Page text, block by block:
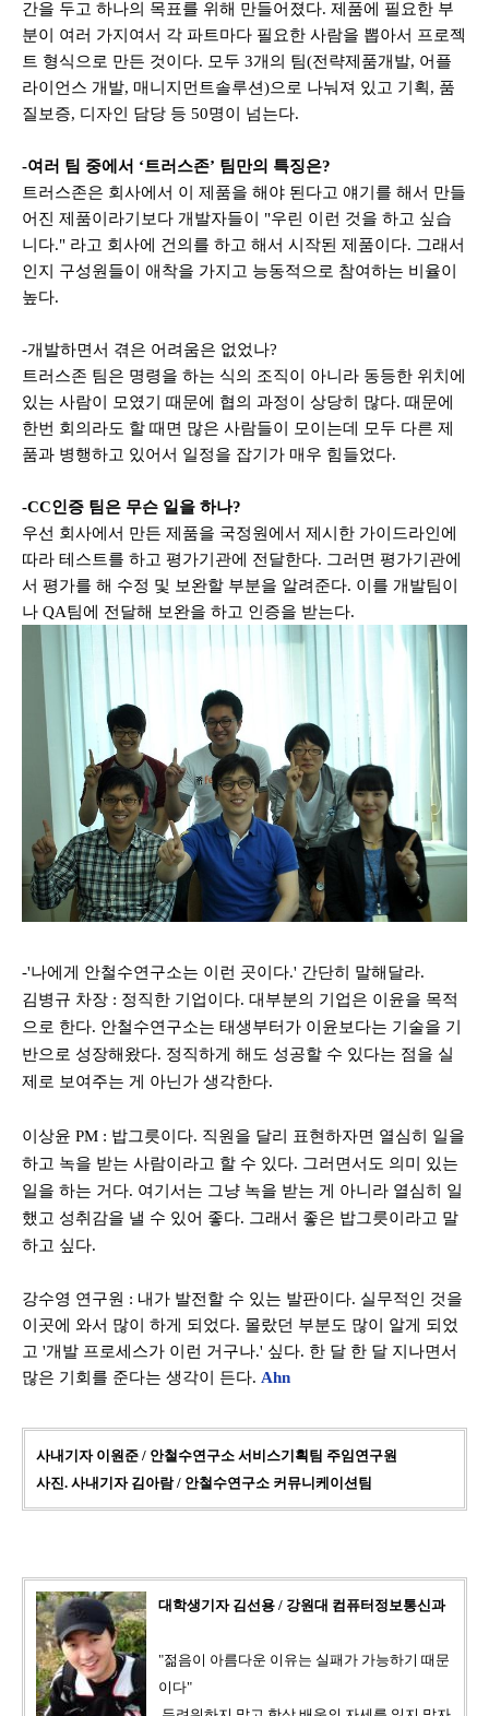
간을 두고 하나의 목표를 위해 만들어졌다. 제품에 필요한 부
분이 여러 가지여서 각 파트마다 필요한 사람을 뽑아서 프로젝
트 형식으로 만든 것이다. 모두 3개의 팀(전략제품개발, 어플
라이언스 개발, 매니지먼트솔루션)으로 나눠져 있고 기획, 품
질보증, 디자인 담당 등 50명이 넘는다.
-여러 팀 중에서 ‘트러스존’ 팀만의 특징은?
트러스존은 회사에서 이 제품을 해야 된다고 얘기를 해서 만들
어진 제품이라기보다 개발자들이 "우린 이런 것을 하고 싶습
니다." 라고 회사에 건의를 하고 해서 시작된 제품이다. 그래서
인지 구성원들이 애착을 가지고 능동적으로 참여하는 비율이
높다.
-개발하면서 겪은 어려움은 없었나?
트러스존 팀은 명령을 하는 식의 조직이 아니라 동등한 위치에
있는 사람이 모였기 때문에 협의 과정이 상당히 많다. 때문에
한번 회의라도 할 때면 많은 사람들이 모이는데 모두 다른 제
품과 병행하고 있어서 일정을 잡기가 매우 힘들었다.
-CC인증 팀은 무슨 일을 하나?
우선 회사에서 만든 제품을 국정원에서 제시한 가이드라인에
따라 테스트를 하고 평가기관에 전달한다. 그러면 평가기관에
서 평가를 해 수정 및 보완할 부분을 알려준다. 이를 개발팀이
나 QA팀에 전달해 보완을 하고 인증을 받는다.
-'나에게 안철수연구소는 이런 곳이다.' 간단히 말해달라.
김병규 차장 : 정직한 기업이다. 대부분의 기업은 이윤을 목적
으로 한다. 안철수연구소는 태생부터가 이윤보다는 기술을 기
반으로 성장해왔다. 정직하게 해도 성공할 수 있다는 점을 실
제로 보여주는 게 아닌가 생각한다.
이상윤 PM : 밥그릇이다. 직원을 달리 표현하자면 열심히 일을
하고 녹을 받는 사람이라고 할 수 있다. 그러면서도 의미 있는
일을 하는 거다. 여기서는 그냥 녹을 받는 게 아니라 열심히 일
했고 성취감을 낼 수 있어 좋다. 그래서 좋은 밥그릇이라고 말
하고 싶다.
강수영 연구원 : 내가 발전할 수 있는 발판이다. 실무적인 것을
이곳에 와서 많이 하게 되었다. 몰랐던 부분도 많이 알게 되었
고 '개발 프로세스가 이런 거구나.' 싶다. 한 달 한 달 지나면서
많은 기회를 준다는 생각이 든다. Ahn
사내기자 이원준 / 안철수연구소 서비스기획팀 주임연구원
사진. 사내기자 김아람 / 안철수연구소 커뮤니케이션팀
대학생기자 김선용 / 강원대 컴퓨터정보통신과
"젊음이 아름다운 이유는 실패가 가능하기 때문
이다"